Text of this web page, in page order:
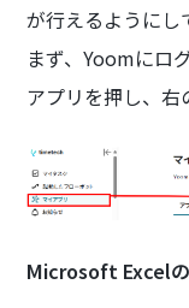
が行えるようにし
まず、Yoomにロ
アプリを押し、右
Microsoft Excel